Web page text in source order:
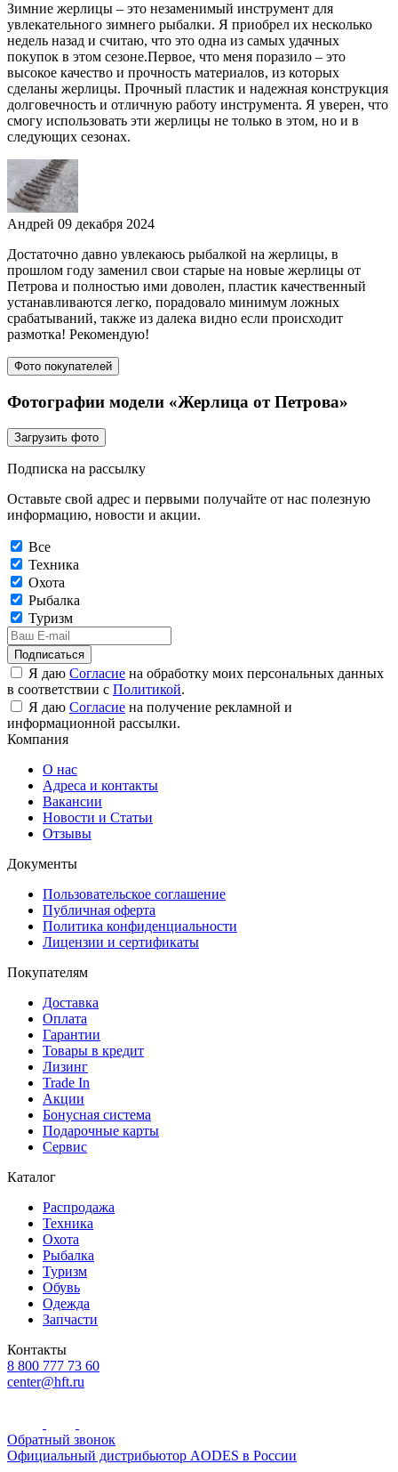
Зимние жерлицы – это незаменимый инструмент для
увлекательного зимнего рыбалки. Я приобрел их несколько
недель назад и считаю, что это одна из самых удачных
покупок в этом сезоне.Первое, что меня поразило – это
высокое качество и прочность материалов, из которых
сделаны жерлицы. Прочный пластик и надежная конструкция
долговечность и отличную работу инструмента. Я уверен, что
смогу использовать эти жерлицы не только в этом, но и в
следующих сезонах.
Андрей 09 декабря 2024
Достаточно давно увлекаюсь рыбалкой на жерлицы, в
прошлом году заменил свои старые на новые жерлицы от
Петрова и полностью ими доволен, пластик качественный
устанавливаются легко, порадовало минимум ложных
срабатываний, также из далека видно если происходит
размотка! Рекомендую!
Фото покупателей
Фотографии модели «Жерлица от Петрова»
Загрузить фото
Подписка на рассылку
Оставьте свой адрес и первыми получайте от нас полезную
информацию, новости и акции.
Все
Техника
Охота
Рыбалка
Туризм
Подписаться
Я даю Согласие на обработку моих персональных данных
в соответствии с Политикой.
Я даю Согласие на получение рекламной и
информационной рассылки.
Компания
О нас
Адреса и контакты
Вакансии
Новости и Статьи
Отзывы
Документы
Пользовательское соглашение
Публичная оферта
Политика конфиденциальности
Лицензии и сертификаты
Покупателям
Доставка
Оплата
Гарантии
Товары в кредит
Лизинг
Trade In
Акции
Бонусная система
Подарочные карты
Сервис
Каталог
Распродажа
Техника
Охота
Рыбалка
Туризм
Обувь
Одежда
Запчасти
Контакты
8 800 777 73 60
center@hft.ru
Обратный звонок
Официальный дистрибьютор AODES в России